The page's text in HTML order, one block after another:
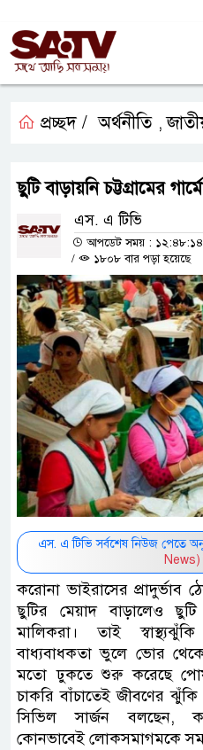
প্রচ্ছদ / অর্থনীতি ,
ছুটি বাড়ায়নি চট্টগ্রামের
এস. এ টিভি
আপডেট সময় : ১২:৪৮:১৪
/
১৮০৮ বার পড়া হয়েছে
এস. এ টিভি সর্বশেষ নিউজ পেতে
News)
করোনা ভাইরাসের প্রাদুর্ভাব
ছুটির মেয়াদ বাড়ালেও ছুটি
মালিকরা। তাই
বাধ্যবাধকতা ভুলে ভোর থেকে
মতো ঢুকতে শুরু করেছে
চাকরি বাঁচাতেই জীবণের
সিভিল সার্জন বলছেন,
কোনভাবেই লোকসমাগমকে